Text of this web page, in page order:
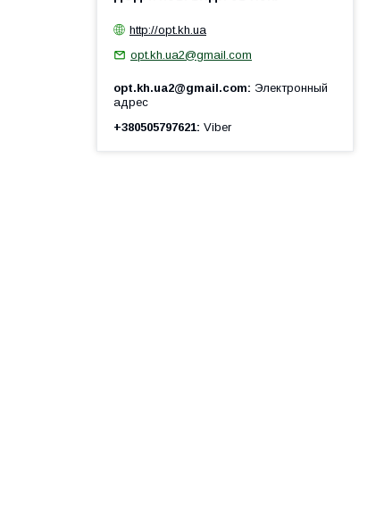
http://opt.kh.ua
opt.kh.ua2@gmail.com
opt.kh.ua2@gmail.com
Электронный
адрес
+380505797621 Viber